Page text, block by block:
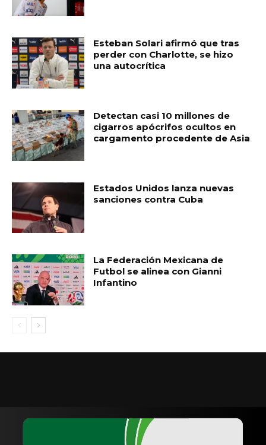
Esteban Solari afirmó que tras
perder con Charlotte, se hizo
una autocrítica
Detectan casi 10 millones de
cigarros apócrifos ocultos en
cargamento procedente de Asia
Estados Unidos lanza nuevas
sanciones contra Cuba
La Federación Mexicana de
Futbol se alinea con Gianni
Infantino